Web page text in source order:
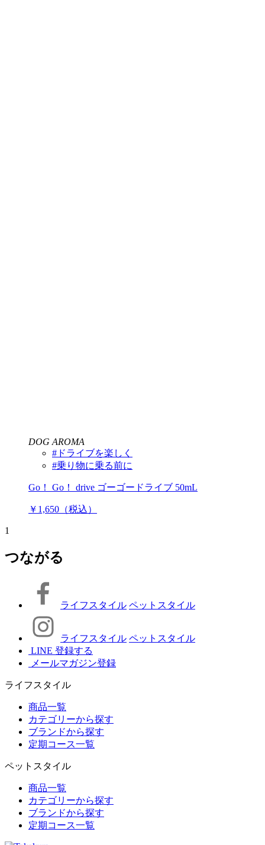
DOG AROMA
#ドライブを楽しく
#乗り物に乗る前に
Go！ Go！ drive ゴーゴードライブ 50mL
￥1,650（税込）
1
つながる
ライフスタイル ペットスタイル
ライフスタイル ペットスタイル
LINE 登録する
メールマガジン登録
ライフスタイル
商品一覧
カテゴリーから探す
ブランドから探す
定期コース一覧
ペットスタイル
商品一覧
カテゴリーから探す
ブランドから探す
定期コース一覧